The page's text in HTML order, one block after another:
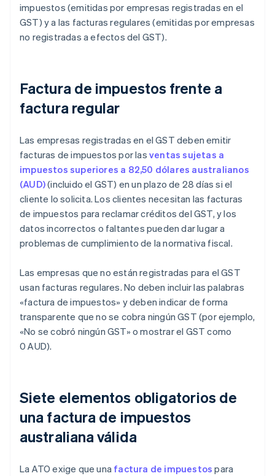
impuestos (emitidas por empresas registradas en el
GST) y a las facturas regulares (emitidas por empresas
no registradas a efectos del GST).
Factura de impuestos frente a
factura regular
Las empresas registradas en el GST deben emitir
facturas de impuestos por las ventas sujetas a
impuestos superiores a 82,50 dólares australianos
(AUD)(incluido el GST) en un plazo de 28 días si el
cliente lo solicita. Los clientes necesitan las facturas
de impuestos para reclamar créditos del GST, y los
datos incorrectos o faltantes pueden dar lugar a
problemas de cumplimiento de la normativa fiscal.
Las empresas que no están registradas para el GST
usan facturas regulares. No deben incluir las palabras
«factura de impuestos» y deben indicar de forma
transparente que no se cobra ningún GST (por ejemplo,
«No se cobró ningún GST» o mostrar el GST como
0 AUD).
Siete elementos obligatorios de
una factura de impuestos
australiana válida
La ATO exige que una factura de impuestos para